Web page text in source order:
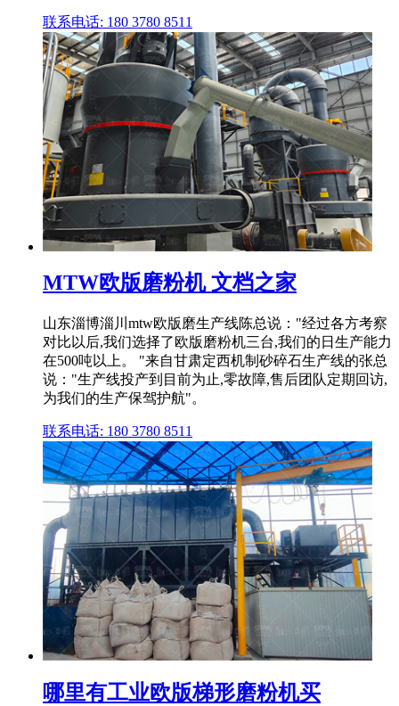
联系电话: 180 3780 8511
MTW欧版磨粉机 文档之家
山东淄博淄川mtw欧版磨生产线陈总说："经过各方考察
对比以后,我们选择了欧版磨粉机三台,我们的日生产能力
在500吨以上。 "来自甘肃定西机制砂碎石生产线的张总
说："生产线投产到目前为止,零故障,售后团队定期回访,
为我们的生产保驾护航"。
联系电话: 180 3780 8511
哪里有工业欧版梯形磨粉机买